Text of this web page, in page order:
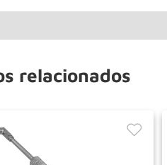
relacionados